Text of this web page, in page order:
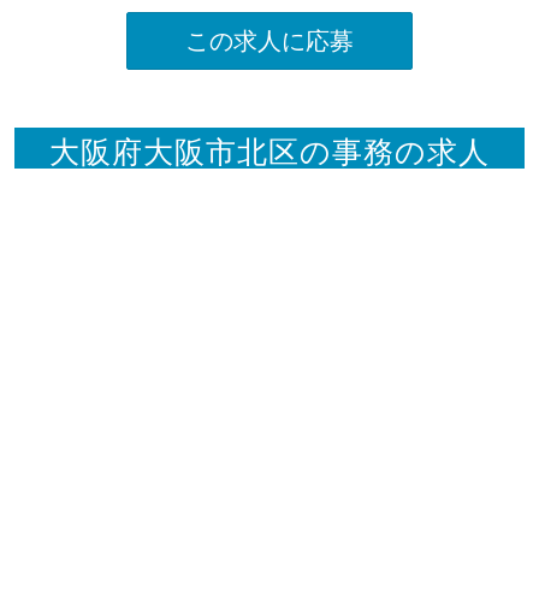
この求人に応募
大阪府大阪市北区の事務の求人